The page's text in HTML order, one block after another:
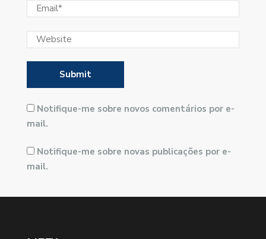
Notifique-me sobre novos comentários por e-
mail.
Notifique-me sobre novas publicações por e-
mail.